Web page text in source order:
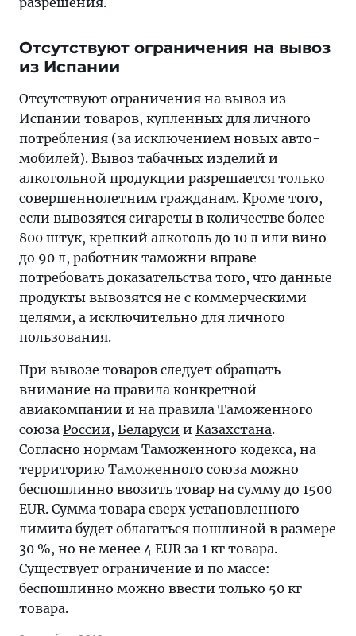
Отсутствуют ограничения на вывоз
из Испании
Отсутствуют ограничения на вывоз из
Испании това­ров, купленных для личного
потребления (за исключением новых авто­
мобилей). Вывоз табачных изделий и
алкогольной продукции разрешается только
совершеннолетним гражданам. Кроме того,
если вывозятся сигареты в количестве более
800 штук, крепкий алкоголь до 10 л или вино
до 90 л, работник таможни вправе
потребовать доказательства того, что данные
продукты вывозятся не с коммерческими
целями, а исключительно для личного
пользования.
При вывозе товаров следует обращать
внимание на правила конкретной
авиакомпании и на правила Таможенного
союза России, Беларуси и Казахстана.
Согласно нормам Таможенного кодекса, на
территорию Таможенного союза можно
беспошлинно ввозить товар на сумму до 1500
EUR. Сумма товара сверх установленного
лимита будет облагаться пошлиной в размере
30 %, но не менее 4 EUR за 1 кг товара.
Существует ограничение и по массе:
беспошлинно можно ввести только 50 кг
товара.